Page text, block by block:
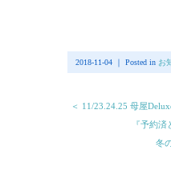
2018-11-04 ｜ Posted in お
＜ 11/23.24.25 母屋
『予約済
冬